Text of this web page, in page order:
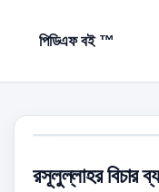
পিডিএফ বই ™
রসূলুল্লাহর বিচার